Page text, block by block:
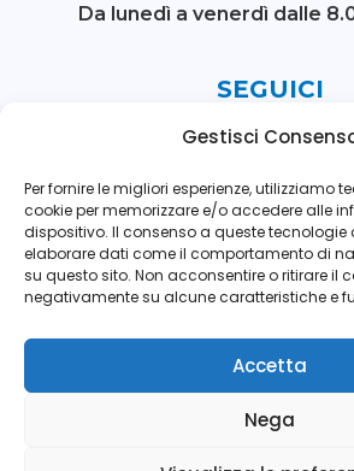
Gestisci
Per fornire le migliori esperienze, utilizziamo
cookie per memorizzare e/o accedere alle
dispositivo. Il consenso a queste tecnologie
elaborare dati come il comportamento di
su questo sito. Non acconsentire o ritirare il
negativamente su alcune caratteristiche e
Accetta
Nega
Da lunedì a venerdì dalle
SEGUICI
© 2026 Avis Comunale Mestre -
diritti riservati